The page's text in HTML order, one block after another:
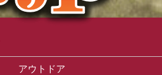
アウトドア